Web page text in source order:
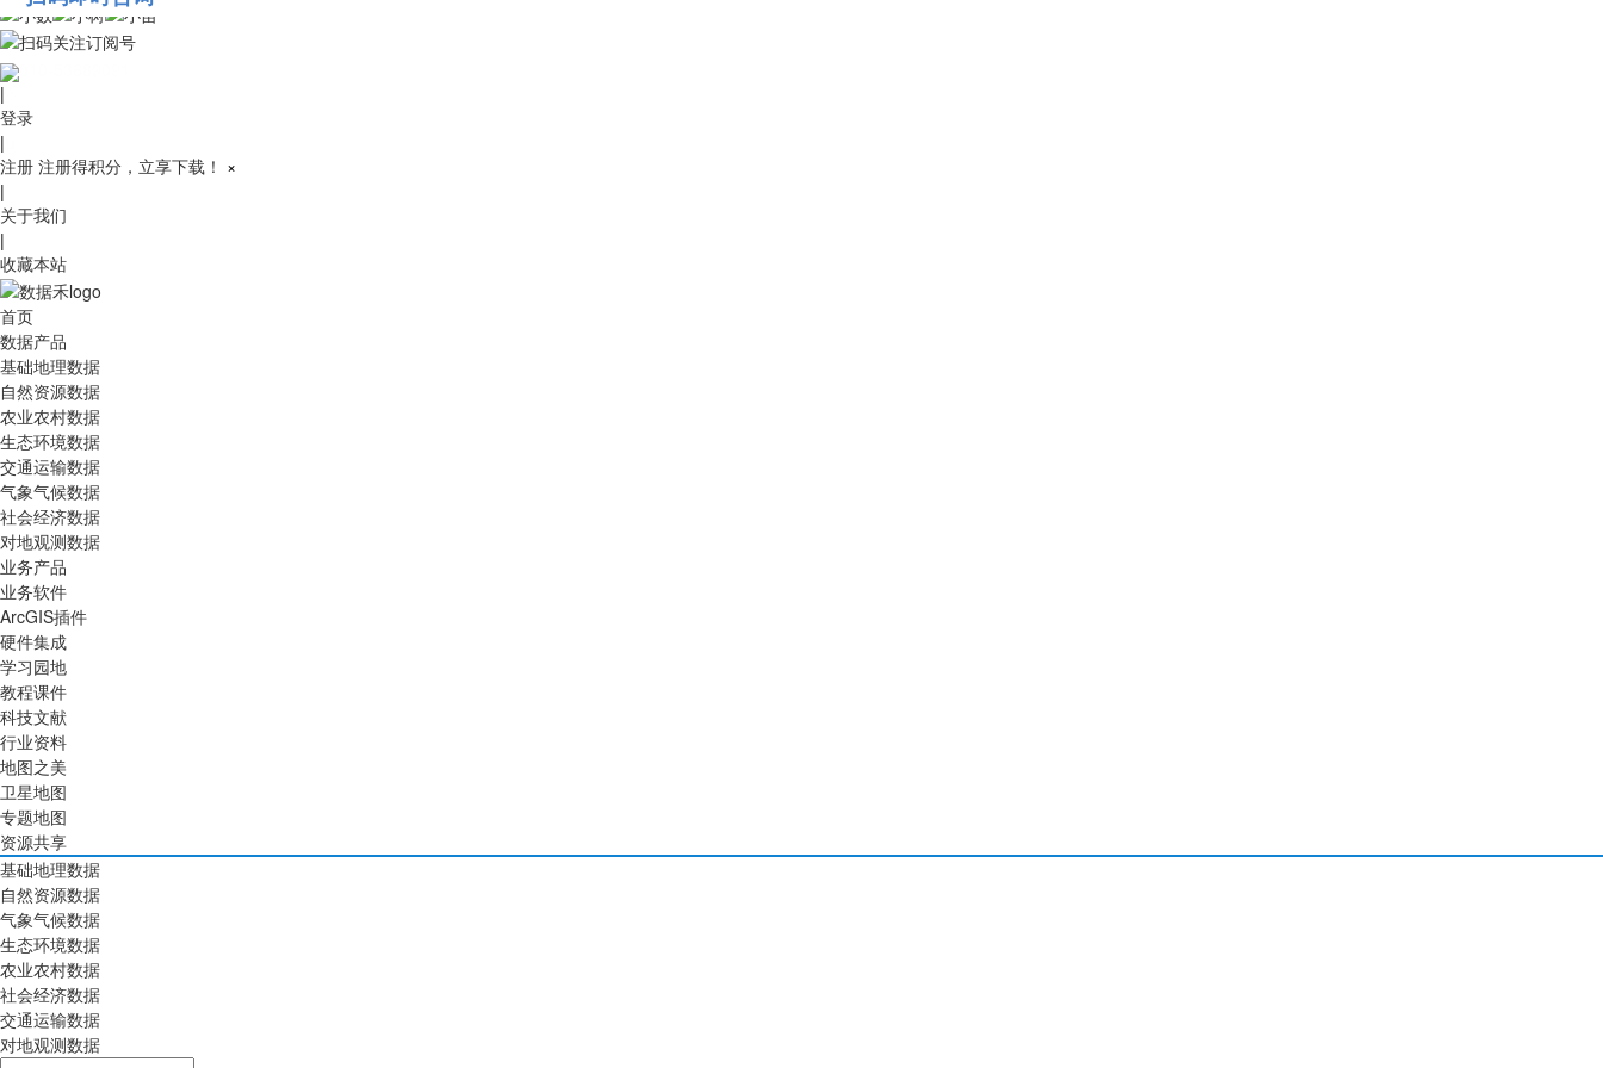
010-53689091
|
登录
|
注册 注册得积分，立享下载！ ×
|
关于我们
|
收藏本站
首页
数据产品
基础地理数据
自然资源数据
农业农村数据
生态环境数据
交通运输数据
气象气候数据
社会经济数据
对地观测数据
业务产品
业务软件
ArcGIS插件
硬件集成
学习园地
教程课件
科技文献
行业资料
地图之美
卫星地图
专题地图
资源共享
基础地理数据
自然资源数据
气象气候数据
生态环境数据
农业农村数据
社会经济数据
交通运输数据
对地观测数据